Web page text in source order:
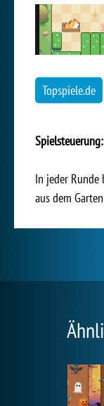
Topspiele.de
Spielsteuerung:
In jeder Runde
aus dem